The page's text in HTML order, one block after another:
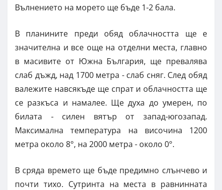
Вълнението на морето ще бъде 1-2 бала.
В планините преди обяд облачността ще е
значителна и все още на отделни места, главно
в масивите от Южна България, ще превалява
слаб дъжд, над 1700 метра - слаб сняг. След обяд
валежите навсякъде ще спрат и облачността ще
се разкъса и намалее. Ще духа до умерен, по
билата - силен вятър от запад-югозапад.
Максимална температура на височина 1200
метра около 8°, на 2000 метра - около 0°.
В сряда времето ще бъде предимно слънчево и
почти тихо. Сутринта на места в равнинната